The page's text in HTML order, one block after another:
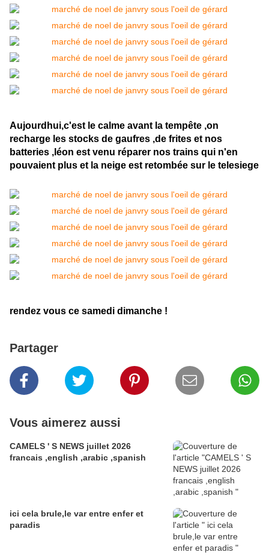
Aujourdhui,c'est le calme avant la tempête ,on
recharge les stocks de gaufres ,de frites et nos
batteries ,léon est venu réparer nos trains qui n'en
pouvaient plus et la neige est retombée sur le telesiege
rendez vous ce samedi dimanche !
Partager
Vous aimerez aussi
CAMELS ' S NEWS juillet 2026
francais ,english ,arabic ,spanish
ici cela brule,le var entre enfer et
paradis